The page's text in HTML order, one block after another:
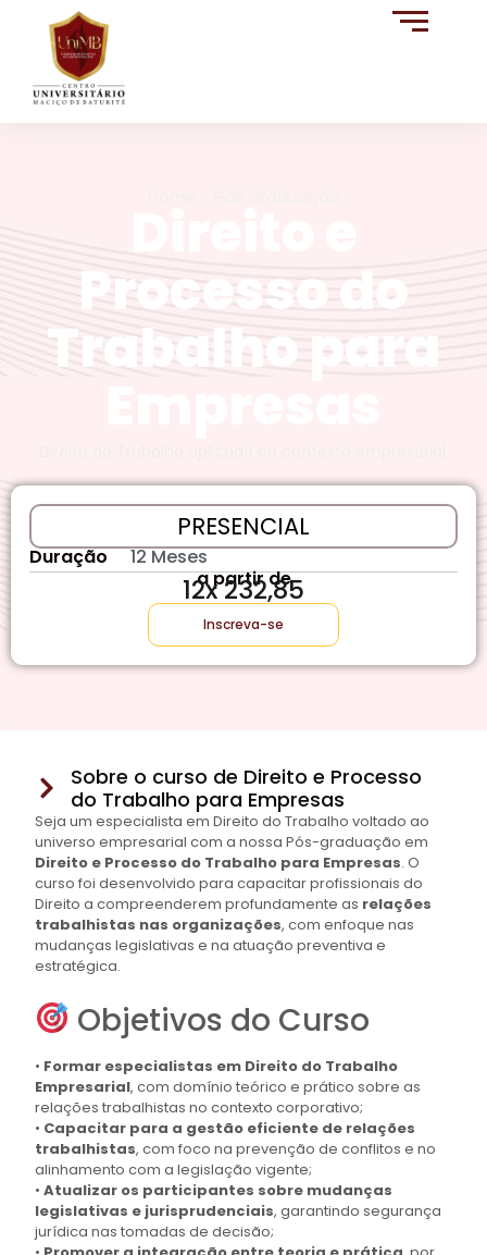
Direito e
Processo do
Trabalho para
PRESENCIAL
Duração
12 Meses
a partir de
12x 232,85
Inscreva-se
Sobre o curso de Direito e Processo
do Trabalho para Empresas
Seja um especialista em Direito do Trabalho voltado ao
universo empresarial com a nossa Pós-graduação em
Direito e Processo do Trabalho para Empresas. O
curso foi desenvolvido para capacitar profissionais do
Direito a compreenderem profundamente as relações
trabalhistas nas organizações, com enfoque nas
mudanças legislativas e na atuação preventiva e
estratégica.
Objetivos do Curso
• Formar especialistas em Direito do Trabalho
Empresarial, com domínio teórico e prático sobre as
relações trabalhistas no contexto corporativo;
• Capacitar para a gestão eficiente de relações
trabalhistas, com foco na prevenção de conflitos e no
alinhamento com a legislação vigente;
• Atualizar os participantes sobre mudanças
legislativas e jurisprudenciais, garantindo segurança
jurídica nas tomadas de decisão;